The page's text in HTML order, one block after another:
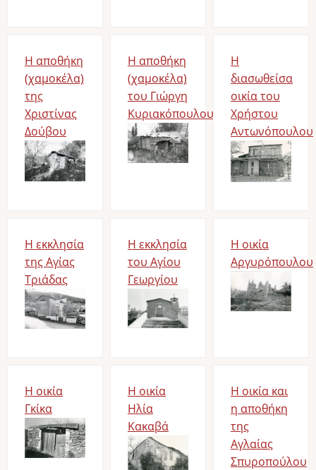
Η αποθήκη
(χαμοκέλα)
της
Χριστίνας
Δούβου
Bild
Η αποθήκη
(χαμοκέλα)
του Γιώργη
Κυριακόπουλου
Bild
Η
διασωθείσα
οικία του
Χρήστου
Αντωνόπουλου
Bild
Η εκκλησία
της Αγίας
Τριάδας
Bild
Η εκκλησία
του Αγίου
Γεωργίου
Bild
Η οικία
Αργυρόπουλου
Bild
Η οικία
Γκίκα
Bild
Η οικία
Ηλία
Κακαβά
Bild
Η οικία και
η αποθήκη
της
Αγλαίας
Σπυροπούλου